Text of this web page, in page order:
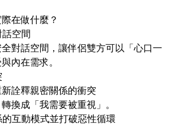
在做什麼？
空間
對話空間，讓伴侶雙方可以「心口一
內在需求。
詮釋親密關係的衝突
換成「我需要被重視」。
互動模式並打破惡性循環